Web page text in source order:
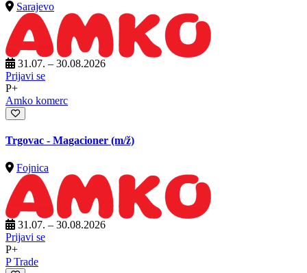
Sarajevo
31.07. – 30.08.2026
Prijavi se
P+
Amko komerc
Trgovac - Magacioner (m/ž)
Fojnica
31.07. – 30.08.2026
Prijavi se
P+
P Trade